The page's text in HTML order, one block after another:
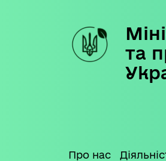
та
Про нас